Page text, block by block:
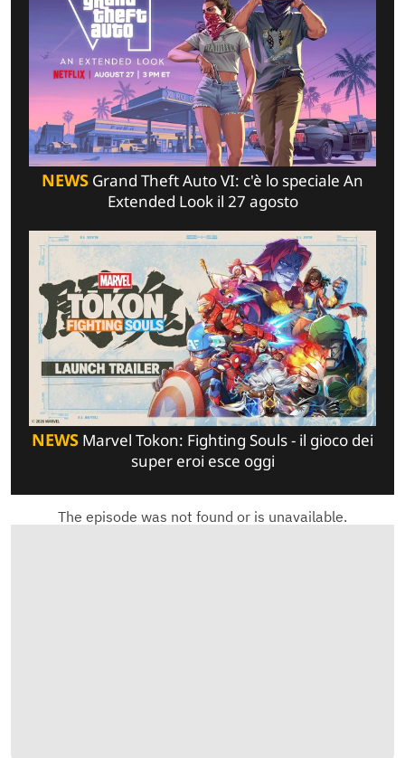
NEWS Grand Theft Auto VI: c'è lo speciale An
Extended Look il 27 agosto
NEWS Marvel Tokon: Fighting Souls - il gioco dei
super eroi esce oggi